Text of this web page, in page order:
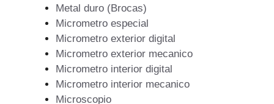
Metal duro (Brocas)
Micrometro especial
Micrometro exterior digital
Micrometro exterior mecanico
Micrometro interior digital
Micrometro interior mecanico
Microscopio